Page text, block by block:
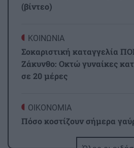
(βίντεο)
ΚΟΙΝΩΝΙΑ
Σοκαριστική καταγγελία
Ζάκυνθο: Οκτώ γυναίκες
σε 20 μέρες
ΟΙΚΟΝΟΜΙΑ
Πόσο κοστίζουν σήμερα